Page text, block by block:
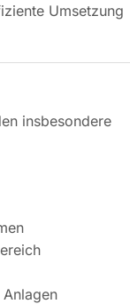
Umsetzung
insbesondere